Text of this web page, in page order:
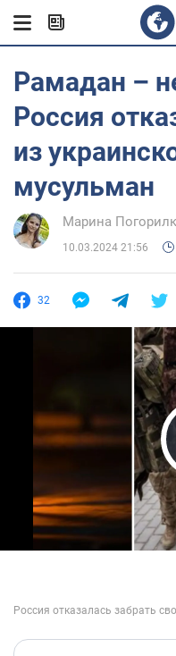
Рамадан –
Россия
из
мусульман
Марина
10.03.2024 21:56
32